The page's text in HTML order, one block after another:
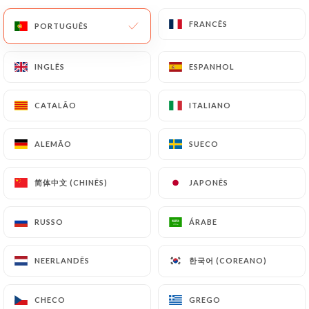
MENU
PORTUGUÊS FRANCÊS
INGLÊS ESPANHOL
CATALÃO ITALIANO
ALEMÃO SUECO
简体中文 (CHINÊS) JAPONÊS
RUSSO ÁRABE
NEERLANDÊS 한국어 (COREANO)
CHECO GREGO
Contacto
L'Ogre
PORTUGUÊS FRANCÊS
INGLÊS ESPANHOL
CATALÃO ITALIANO
ALEMÃO SUECO
简体中文 (CHINÊS) JAPONÊS
RUSSO ÁRABE
NEERLANDÊS 한국어 (COREANO)
CHECO GREGO